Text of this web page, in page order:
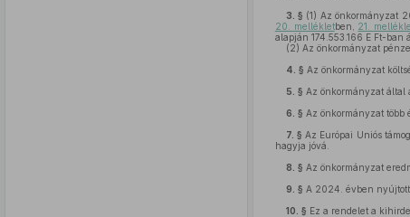
3. § (1) Az önkormányzat
20. mellékletben, 21.
alapján 174.553.166 E Ft-ban
(2) Az önkormányzat
4. § Az önkormányzat
5. § Az önkormányzat által
6. § Az önkormányzat több
7. § Az Európai Uniós
hagyja jóvá.
8. § Az önkormányzat
9. § A 2024. évben nyújtott
10. § Ez a rendelet a